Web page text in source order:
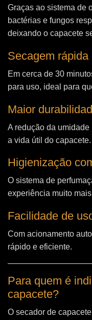
Graças ao sistema de
bactérias e fungos
deixando o capacete
Secagem rápida
Em cerca de 30
para uso, ideal para
Maior
A redução da
a vida útil do capacete.
Higienização
O sistema de
experiência muito
Facilidade de
Com acionamento
rápido e eficiente.
Para quem é
capacete?
O secador de